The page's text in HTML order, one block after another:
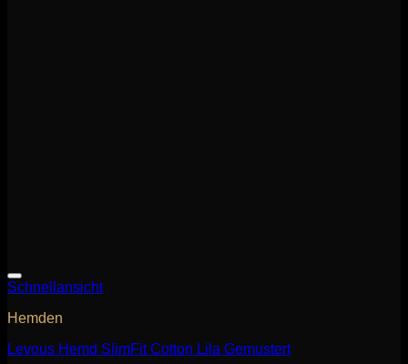
Schnellansicht
Hemden
Levous Hemd SlimFit Cotton Lila Gemustert